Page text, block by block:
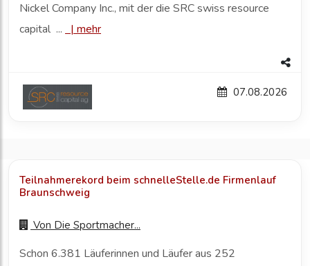
Nickel Company Inc., mit der die SRC swiss resource
capital ...
| mehr
07.08.2026
Teilnahmerekord beim schnelleStelle.de Firmenlauf
Braunschweig
Von Die Sportmacher...
Schon 6.381 Läuferinnen und Läufer aus 252